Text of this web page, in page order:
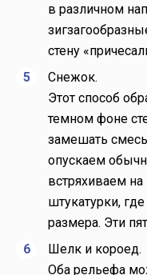
в различном
стену
Снежок.
Этот способ
темном фоне
замешать
опускаем
встряхиваем
штукатурки,
размера. Эти
Шелк и короед.
Оба рельефа